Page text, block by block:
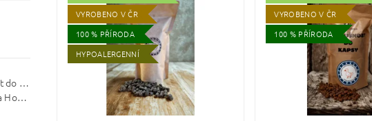
Psí pamlsky Poslušnost do kapsy: Treska s červenou řepou 12 mm
Marta Hourová
VYROBENO V ČR
100 % PŘÍRODA
HYPOALERGENNÍ
VYROBENO V ČR
100 % PŘÍRODA